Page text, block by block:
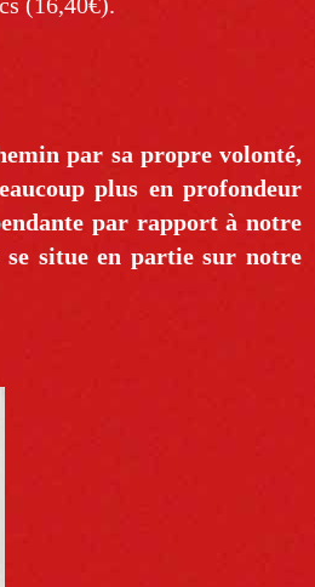
par sa propre volonté,
plus en profondeur
par rapport à notre
situe en partie sur notre